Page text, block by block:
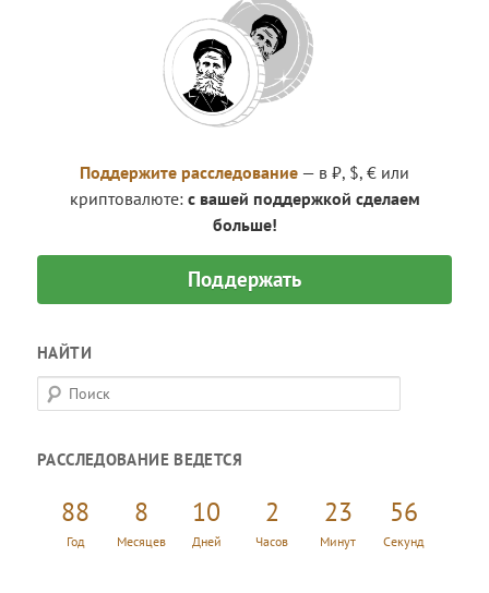
Поддержите расследование — в ₽, $, € или
криптовалюте: с вашей поддержкой сделаем
больше!
Поддержать
НАЙТИ
П
о
с
РАССЛЕДОВАНИЕ ВЕДЕТСЯ
88
Год
8
Месяцев
10
Дней
2
Часов
23
Минут
56
Секунд